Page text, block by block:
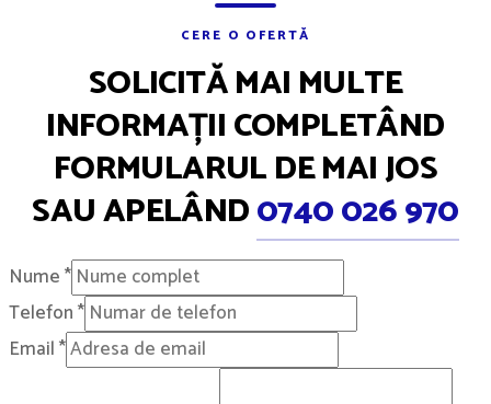
CERE O OFERTĂ
SOLICITĂ MAI MULTE
INFORMAȚII COMPLETÂND
FORMULARUL DE MAI JOS
SAU APELÂND0740 026 970
Nume*
Telefon*
Email*